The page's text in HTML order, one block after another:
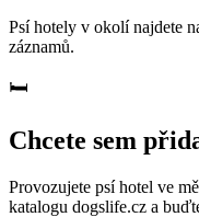
Psí hotely v okolí najdete
záznamů.
🛏️
Chcete sem
Provozujete psí hotel ve
katalogu dogslife.cz a